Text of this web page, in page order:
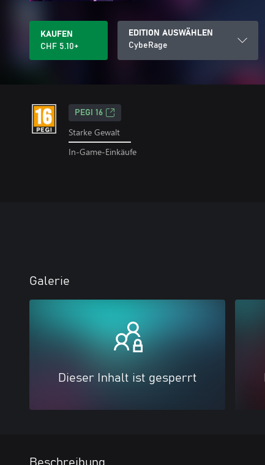
KAUFEN
CHF 5.10+
EDITION AUSWÄHLEN
CybeRage
PEGI 16
Starke Gewalt
In-Game-Einkäufe
Galerie
Dieser Inhalt ist gesperrt
Beschreibung